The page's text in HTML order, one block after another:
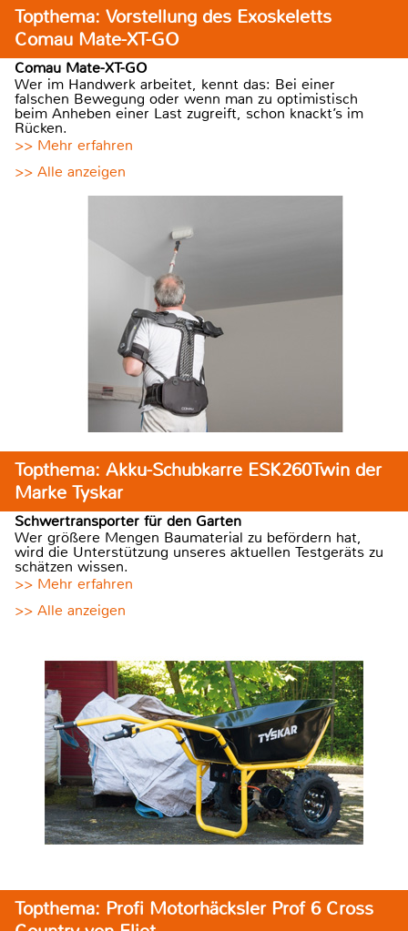
Topthema: Vorstellung des Exoskeletts
Comau Mate-XT-GO
Comau Mate-XT-GO
Wer im Handwerk arbeitet, kennt das: Bei einer
falschen Bewegung oder wenn man zu optimistisch
beim Anheben einer Last zugreift, schon knackt’s im
Rücken.
>> Mehr erfahren
>> Alle anzeigen
Topthema: Akku-Schubkarre ESK260Twin der
Marke Tyskar
Schwertransporter für den Garten
Wer größere Mengen Baumaterial zu befördern hat,
wird die Unterstützung unseres aktuellen Testgeräts zu
schätzen wissen.
>> Mehr erfahren
>> Alle anzeigen
Topthema: Profi Motorhäcksler Prof 6 Cross